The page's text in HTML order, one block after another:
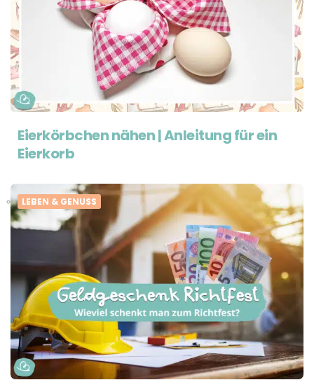
Eierkörbchen nähen | Anleitung für ein
Eierkorb
LEBEN & GENUSS